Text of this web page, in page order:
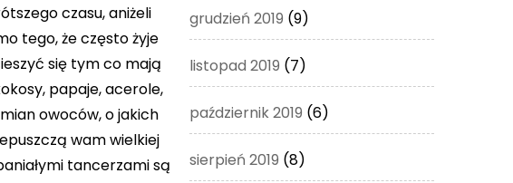
czasu, aniżeli
tego, że często żyje
się tym co mają
papaje, acerole,
owoców, o jakich
wam wielkiej
tancerzami są
grudzień 2019 (9)
listopad 2019 (7)
październik 2019 (6)
sierpień 2019 (8)